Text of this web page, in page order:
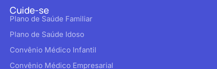
Cuide-se
Plano de Saúde Familiar
Plano de Saúde Idoso
Convênio Médico Infantil
Convênio Médico Empresarial